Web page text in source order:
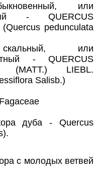
или
- QUERCUS
pedunculata
или
- QUERCUS
(MATT.) LIEBL.
Salisb.)
дуба - Quercus
с молодых ветвей